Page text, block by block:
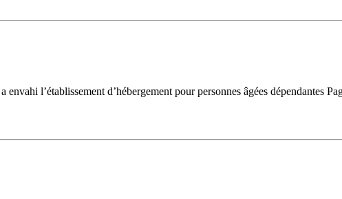
l’établissement d’hébergement pour personnes âgées dépendantes